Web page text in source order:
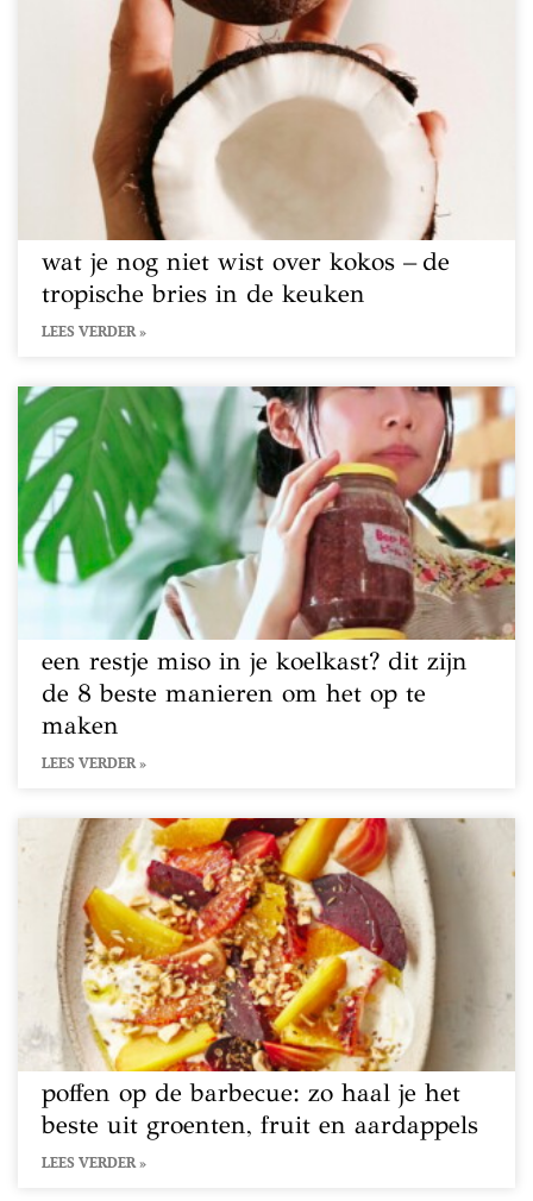
wat je nog niet wist over kokos – de
tropische bries in de keuken
LEES VERDER »
een restje miso in je koelkast? dit zijn
de 8 beste manieren om het op te
maken
LEES VERDER »
poffen op de barbecue: zo haal je het
beste uit groenten, fruit en aardappels
LEES VERDER »